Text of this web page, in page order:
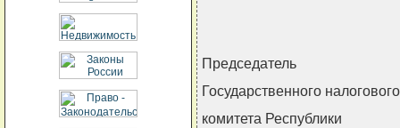
Председатель
Государственного налогового
комитета Республики